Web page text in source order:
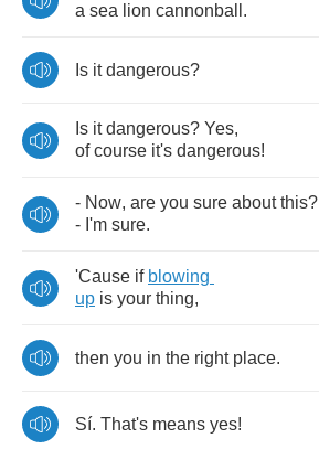
a sea lion cannonball .
Is it dangerous?
Is it dangerous? Yes,
of course it's dangerous!
- Now, are you sure about this?
- I'm sure.
'Cause if blowing
up is your thing,
then you in the right place.
Sí. That's means yes!